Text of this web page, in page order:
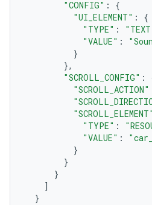
"CONFIG" :
{
"UI_ELEMENT" :
{
"TYPE" :
"VALUE" :
}
},
"SCROLL_CONFIG" :
"SCROLL_ACTION"
"SCROLL_ELEMENT"
"TYPE" :
"VALUE" :
}
}
}
]
}